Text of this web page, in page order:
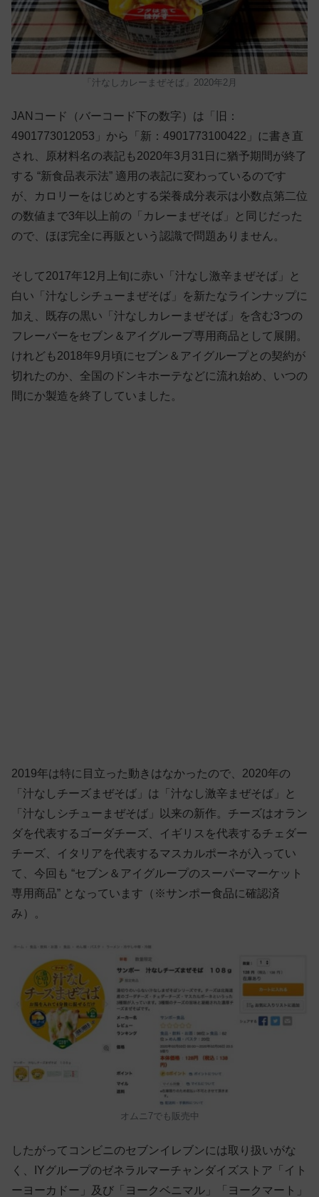
「汁なしカレーまぜそば」2020年2月
JANコード（バーコード下の数字）は「旧：
4901773012053」から「新：4901773100422」に書き直
され、原材料名の表記も2020年3月31日に猶予期間が終了
する “新食品表示法” 適用の表記に変わっているのです
が、カロリーをはじめとする栄養成分表示は小数点第二位
の数値まで3年以上前の「カレーまぜそば」と同じだった
ので、ほぼ完全に再販という認識で問題ありません。
そして2017年12月上旬に赤い「汁なし激辛まぜそば」と
白い「汁なしシチューまぜそば」を新たなラインナップに
加え、既存の黒い「汁なしカレーまぜそば」を含む3つの
フレーバーをセブン＆アイグループ専用商品として展開。
けれども2018年9月頃にセブン＆アイグループとの契約が
切れたのか、全国のドンキホーテなどに流れ始め、いつの
間にか製造を終了していました。
2019年は特に目立った動きはなかったので、2020年の
「汁なしチーズまぜそば」は「汁なし激辛まぜそば」と
「汁なしシチューまぜそば」以来の新作。チーズはオラン
ダを代表するゴーダチーズ、イギリスを代表するチェダー
チーズ、イタリアを代表するマスカルポーネが入ってい
て、今回も “セブン＆アイグループのスーパーマーケット
専用商品” となっています（※サンポー食品に確認済
み）。
オムニ7でも販売中
したがってコンビニのセブンイレブンには取り扱いがな
く、IYグループのゼネラルマーチャンダイズストア「イト
ーヨーカドー」及び「ヨークベニマル」「ヨークマート」